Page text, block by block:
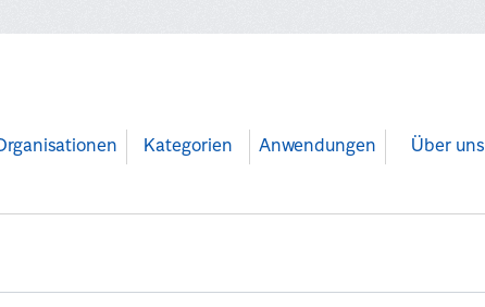
Kategorien Anwendungen Über uns